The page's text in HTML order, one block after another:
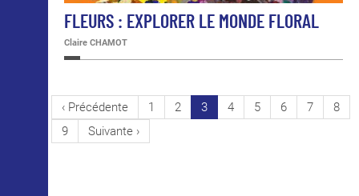
FLEURS : EXPLORER LE MONDE FLORAL
Claire CHAMOT
Page
précédente
‹ Précédente Page
1 Page
2
Page
3 Page
4 Page
5 Page
6 Page
7 Page
8
Page
9
Page
Suivante ›